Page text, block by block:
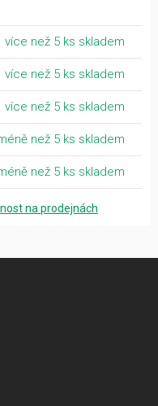
více než 5 ks skladem
více než 5 ks skladem
více než 5 ks skladem
než 5 ks skladem
než 5 ks skladem
na prodejnách